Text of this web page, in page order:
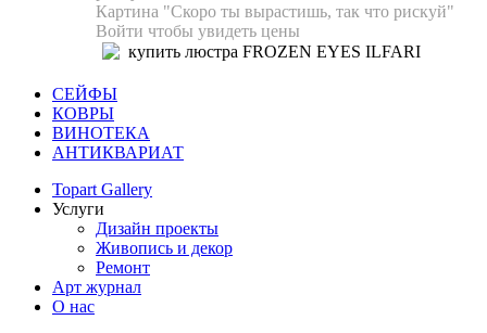
Картина "Скоро ты вырастишь, так что рискуй"
Войти чтобы увидеть цены
СЕЙФЫ
КОВРЫ
ВИНОТЕКА
АНТИКВАРИАТ
Topart Gallery
Услуги
Дизайн проекты
Живопись и декор
Ремонт
Арт журнал
О нас